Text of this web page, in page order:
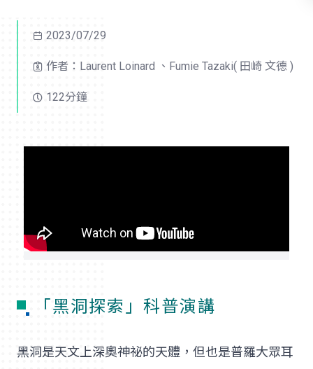
2023/07/29
作者：Laurent Loinard 、Fumie Tazaki( 田崎 文德 )
122分鐘
「黑洞探索」科普演講
黑洞是天文上深奧神祕的天體，但也是普羅大眾耳